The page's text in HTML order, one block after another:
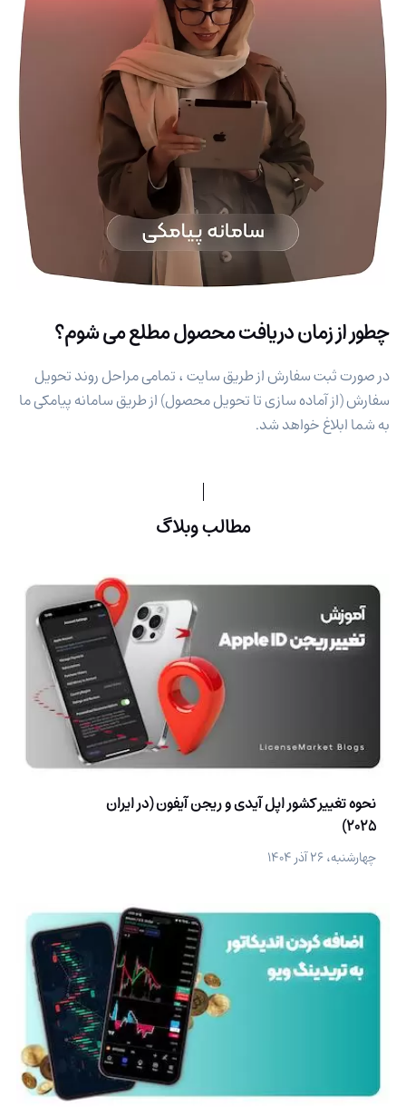
چطور از زمان دریافت محصول مطلع می شوم؟
در صورت ثبت سفارش از طریق سایت ، تمامی مراحل روند تحویل
سفارش (از آماده سازی تا تحویل محصول) از طریق سامانه پیامکی ما
به شما ابلاغ خواهد شد.
مطالب وبلاگ
نحوه تغییر کشور اپل آیدی و ریجن آیفون (در ایران
2025)
چهارشنبه، ۲۶ آذر ۱۴۰۴